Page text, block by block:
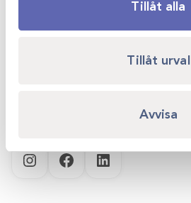
Tillåt alla
Tillåt urval
Avvisa
Kvartsgatan 6B
InstagramFacebookLinkedIn